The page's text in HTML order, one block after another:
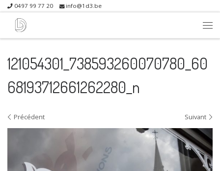
Skip to content
0497 99 77 20 info@1d3.be
121054301_738593260070780_60
68193712661262280_n
Navigation dans les images
Précédent Suivant